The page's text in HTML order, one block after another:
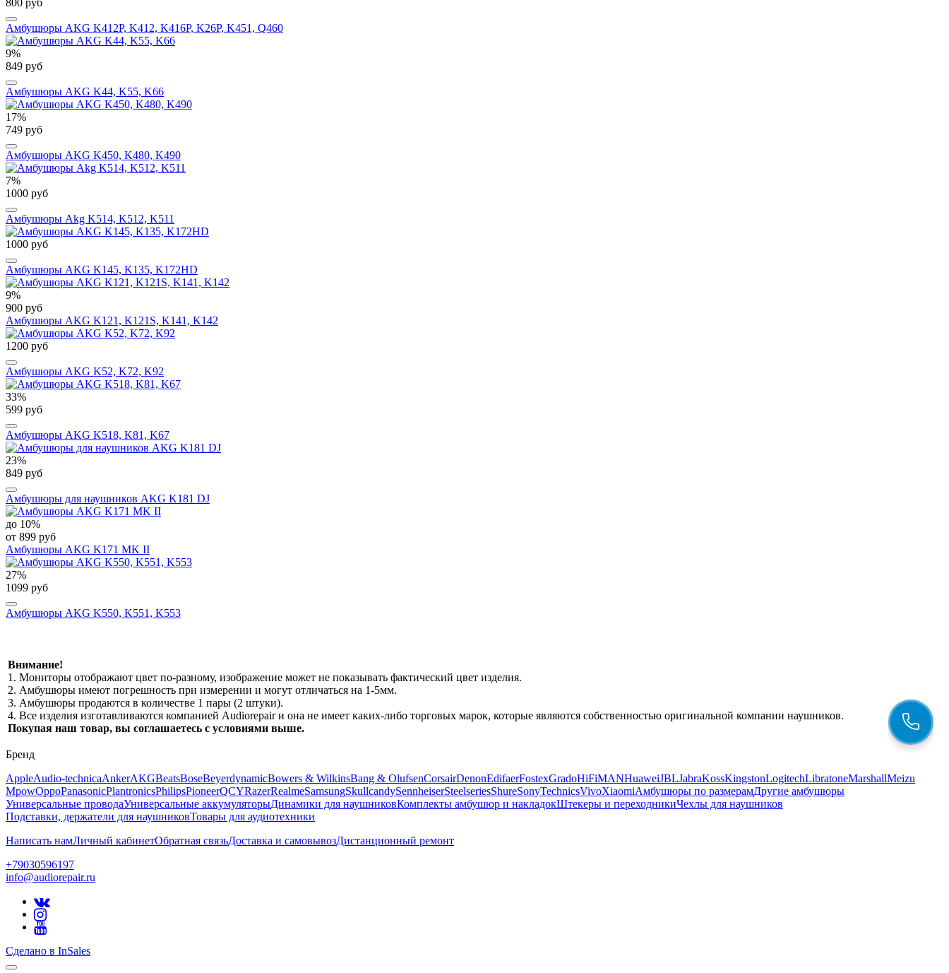
800 руб
Амбушюры AKG K412P, K412, K416P, K26P, K451, Q460
9%
849 руб
Амбушюры AKG K44, K55, K66
17%
749 руб
Амбушюры AKG K450, K480, K490
7%
1000 руб
Амбушюры Akg K514, K512, K511
1000 руб
Амбушюры AKG K145, K135, K172HD
9%
900 руб
Амбушюры AKG K121, K121S, K141, K142
1200 руб
Амбушюры AKG K52, K72, K92
33%
599 руб
Амбушюры AKG K518, K81, K67
23%
849 руб
Амбушюры для наушников AKG K181 DJ
до 10%
от 899 руб
Амбушюры AKG K171 MK II
27%
1099 руб
Амбушюры AKG K550, K551, K553
Внимание!
1. Мониторы отображают цвет по-разному, изображение может не показывать фактический цвет изделия.
2. Амбушюры имеют погрешность при измерении и могут отличаться на 1-5мм.
3. Амбушюры продаются в количестве 1 пары (2 штуки).
4. Все изделия изготавливаются компанией Audiorepair и она не имеет каких-либо торговых марок, которые являются собственностью оригинальной компании наушников.
Покупая наш товар, вы соглашаетесь с условиями выше.
Бренд
AppleAudio-technicaAnkerAKGBeatsBoseBeyerdynamicBowers & WilkinsBang & OlufsenCorsairDenonEdifaerFostexGradoHiFiMANHuaweiJBLJabraKossKingstonLogitechLibratoneMarshallMeizu
MpowOppoPanasonicPlantronicsPhilipsPioneerQCYRazerRealmeSamsungSkullcandySennheiserSteelseriesShureSonyTechnicsVivoXiaomiАмбушюры по размерамДругие амбушюры
Универсальные проводаУниверсальные аккумуляторыДинамики для наушниковКомплекты амбушюр и накладокШтекеры и переходникиЧехлы для наушников
Подставки, держатели для наушниковТовары для аудиотехники
Написать намЛичный кабинетОбратная связьДоставка и самовывозДистанционный ремонт
+79030596197
info@audiorepair.ru
Сделано в InSales